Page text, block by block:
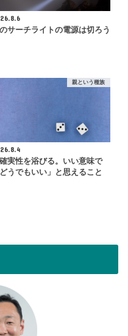
サーチライトの電源は切ろう
親という種族
実性を浴びる。いい意味で
どうでもいい」と思えること